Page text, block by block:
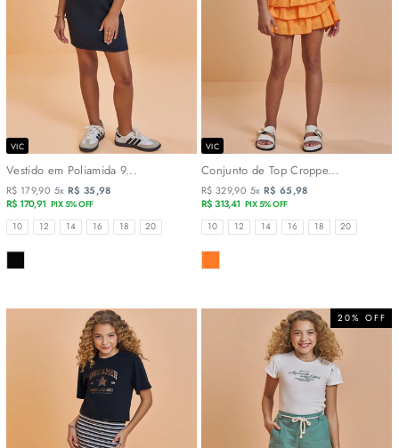
VIC
Vestido em Poliamida 9...
R$ 179,90 5x R$ 35,98
R$ 170,91 PIX 5% OFF
TAMANHOS
10 12 14 16 18 20
COR
VIC
Conjunto de Top Croppe...
R$ 329,90 5x R$ 65,98
R$ 313,41 PIX 5% OFF
TAMANHOS
10 12 14 16 18 20
COR
20% OFF